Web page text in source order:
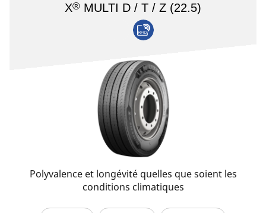
X® MULTI D / T / Z (22.5)
Polyvalence et longévité quelles que soient les
conditions climatiques